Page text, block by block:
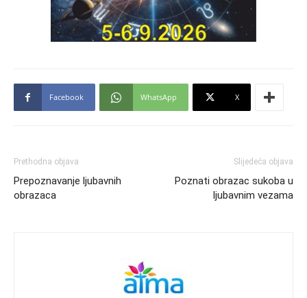
Facebook WhatsApp X
Prethodna objava
Prepoznavanje ljubavnih
obrazaca
Slijedeća objava
Poznati obrazac sukoba u
ljubavnim vezama